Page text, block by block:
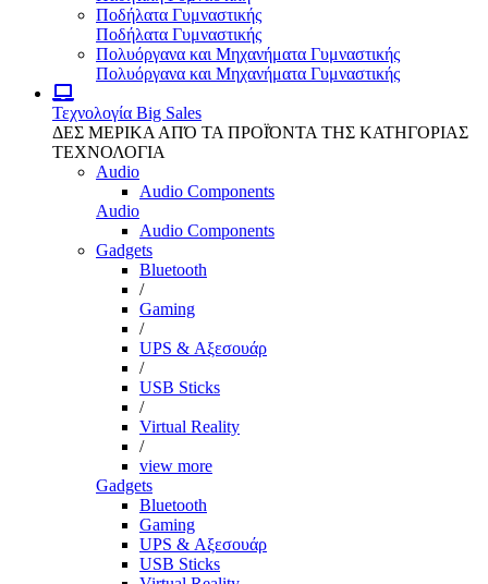
Ποδήλατα Γυμναστικής
Ποδήλατα Γυμναστικής
Πολυόργανα και Μηχανήματα Γυμναστικής
Πολυόργανα και Μηχανήματα Γυμναστικής
Τεχνολογία Big Sales
ΔΕΣ ΜΕΡΙΚΑ ΑΠΌ ΤΑ ΠΡΟΪΌΝΤΑ ΤΗΣ ΚΑΤΗΓΟΡΙΑΣ
ΤΕΧΝΟΛΟΓΙΑ
Audio
Audio Components
Audio
Audio Components
Gadgets
Bluetooth
/
Gaming
/
UPS & Αξεσουάρ
/
USB Sticks
/
Virtual Reality
/
view more
Gadgets
Bluetooth
Gaming
UPS & Αξεσουάρ
USB Sticks